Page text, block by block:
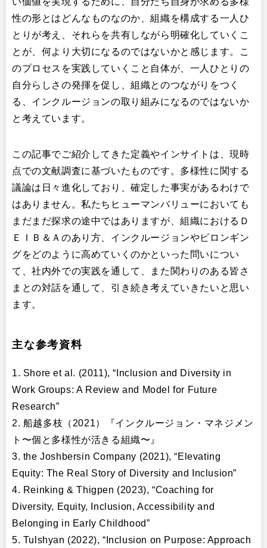
性の形とはどんなものなのか、組織を構成する一人ひ
とりが考え、それらを共有しながら明確化していくこ
とが、何より大切になるのではないかと感じます。こ
のプロセスを実践していくこと自体が、一人ひとりの
自分らしさの発揮を促し、組織とのつながりをつく
る、インクルージョンの取り組みになるのではないか
と考えています。
この記事でご紹介してきた定義やインサイトは、現時
点での文献調査に基づいたものです。多様性に関する
議論は日々進化しており、確定した事実があるわけで
はありません。私たちヒューマンバリューにおいても
まだまだ探求の途中ではありますが、組織におけるＤ
ＥＩＢ＆Ａのあり方、インクルージョンやビロンギン
グをどのように高めていくのかといった問いについ
て、社内外での実践を通して、また関わりのある皆さ
まとの対話を通して、引き続き考えていきたいと思い
ます。
主な参考資料
1. Shore et al. (2011), “Inclusion and Diversity in
Work Groups: A Review and Model for Future
Research”
2. 船越多枝（2021）『インクルージョン・マネジメン
ト〜個と多様性が活きる組織〜』
3. the Joshbersin Company (2021), “Elevating
Equity: The Real Story of Diversity and Inclusion”
4. Reinking & Thigpen (2023), “Coaching for
Diversity, Equity, Inclusion, Accessibility and
Belonging in Early Childhood”
5. Tulshyan (2022), “Inclusion on Purpose: Approach